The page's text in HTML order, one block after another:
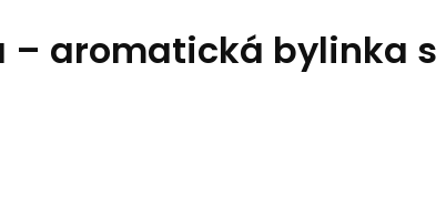
– aromatická bylinka